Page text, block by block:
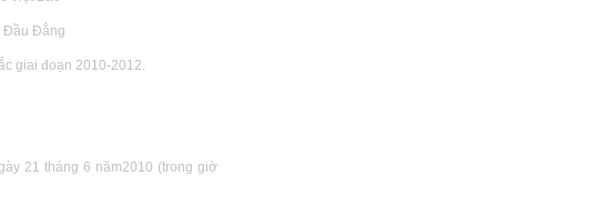
Đầu Đẳng
giai đoạn 2010-2012.
21 tháng 6 năm2010 (trong giờ